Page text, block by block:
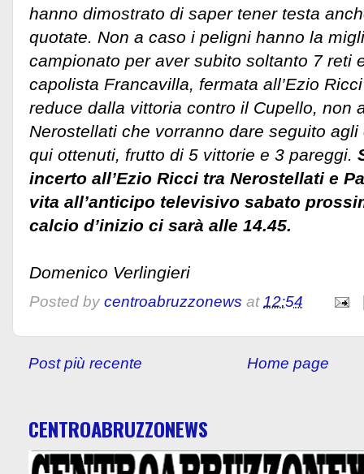
hanno dimostrato di saper tener testa
quotate. Non a caso i peligni hanno la
campionato per aver subito soltanto 7 reti
capolista Francavilla, fermata all’Ezio
reduce dalla vittoria contro il Cupello, non
Nerostellati che vorranno dare seguito
qui ottenuti, frutto di 5 vittorie e 3 pareggi.
incerto all’Ezio Ricci tra Nerostellati e
vita all’anticipo televisivo sabato
calcio d’inizio ci sarà alle 14.45.
Domenico Verlingieri
Posted by centroabruzzonews at12:54
Post più recente Home page
CENTROABRUZZONEWS